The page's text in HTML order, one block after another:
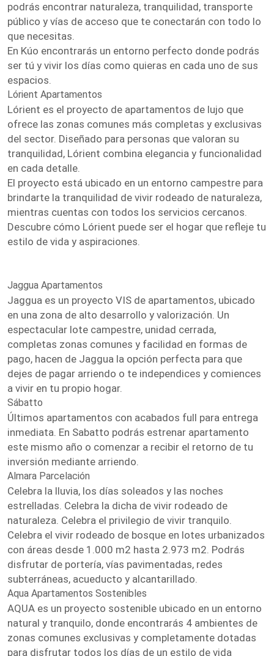
podrás encontrar naturaleza, tranquilidad, transporte
público y vías de acceso que te conectarán con todo lo
que necesitas.
En Kúo encontrarás un entorno perfecto donde podrás
ser tú y vivir los días como quieras en cada uno de sus
espacios.
Lórient Apartamentos
Lórient es el proyecto de apartamentos de lujo que
ofrece las zonas comunes más completas y exclusivas
del sector. Diseñado para personas que valoran su
tranquilidad, Lórient combina elegancia y funcionalidad
en cada detalle.
El proyecto está ubicado en un entorno campestre para
brindarte la tranquilidad de vivir rodeado de naturaleza,
mientras cuentas con todos los servicios cercanos.
Descubre cómo Lórient puede ser el hogar que refleje tu
estilo de vida y aspiraciones.
Jaggua Apartamentos
Jaggua es un proyecto VIS de apartamentos, ubicado
en una zona de alto desarrollo y valorización. Un
espectacular lote campestre, unidad cerrada,
completas zonas comunes y facilidad en formas de
pago, hacen de Jaggua la opción perfecta para que
dejes de pagar arriendo o te independices y comiences
a vivir en tu propio hogar.
Sábatto
Últimos apartamentos con acabados full para entrega
inmediata. En Sabatto podrás estrenar apartamento
este mismo año o comenzar a recibir el retorno de tu
inversión mediante arriendo.
Almara Parcelación
Celebra la lluvia, los días soleados y las noches
estrelladas. Celebra la dicha de vivir rodeado de
naturaleza. Celebra el privilegio de vivir tranquilo.
Celebra el vivir rodeado de bosque en lotes urbanizados
con áreas desde 1.000 m2 hasta 2.973 m2. Podrás
disfrutar de portería, vías pavimentadas, redes
subterráneas, acueducto y alcantarillado.
Aqua Apartamentos Sostenibles
AQUA es un proyecto sostenible ubicado en un entorno
natural y tranquilo, donde encontrarás 4 ambientes de
zonas comunes exclusivas y completamente dotadas
para disfrutar todos los días de un estilo de vida